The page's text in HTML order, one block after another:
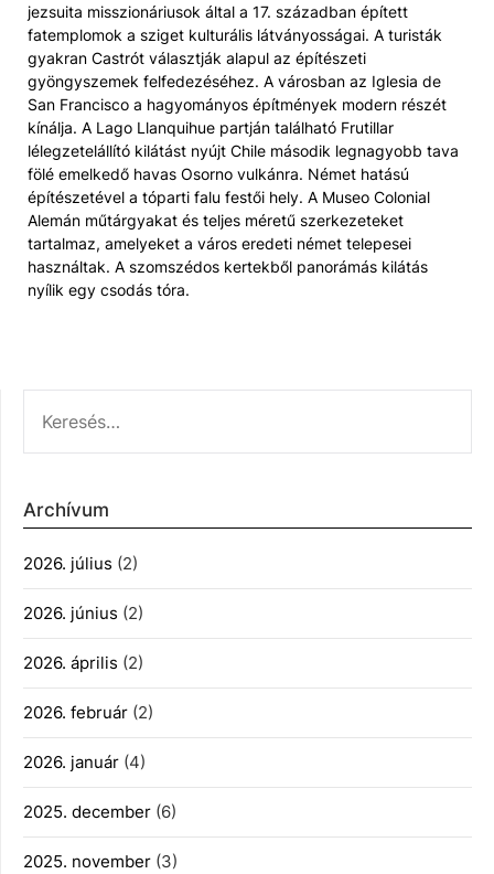
jezsuita misszionáriusok által a 17. században épített
fatemplomok a sziget kulturális látványosságai. A turisták
gyakran Castrót választják alapul az építészeti
gyöngyszemek felfedezéséhez. A városban az Iglesia de
San Francisco a hagyományos építmények modern részét
kínálja. A Lago Llanquihue partján található Frutillar
lélegzetelállító kilátást nyújt Chile második legnagyobb tava
fölé emelkedő havas Osorno vulkánra. Német hatású
építészetével a tóparti falu festői hely. A Museo Colonial
Alemán műtárgyakat és teljes méretű szerkezeteket
tartalmaz, amelyeket a város eredeti német telepesei
használtak. A szomszédos kertekből panorámás kilátás
nyílik egy csodás tóra.
Archívum
2026. július (2)
2026. június (2)
2026. április (2)
2026. február (2)
2026. január (4)
2025. december (6)
2025. november (3)